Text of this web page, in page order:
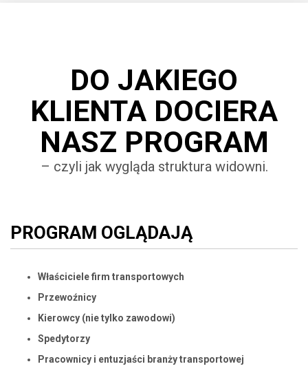
DO JAKIEGO
KLIENTA DOCIERA
NASZ PROGRAM
– czyli jak wygląda struktura widowni.
PROGRAM OGLĄDAJĄ
Właściciele firm transportowych
Przewoźnicy
Kierowcy (nie tylko zawodowi)
Spedytorzy
Pracownicy i entuzjaści branży transportowej